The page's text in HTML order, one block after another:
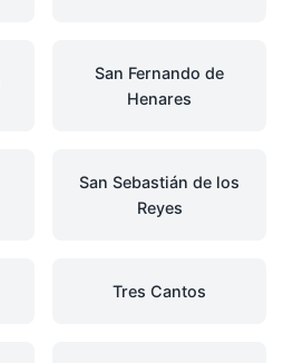
San Fernando de
Henares
San Sebastián de los
Reyes
Tres Cantos